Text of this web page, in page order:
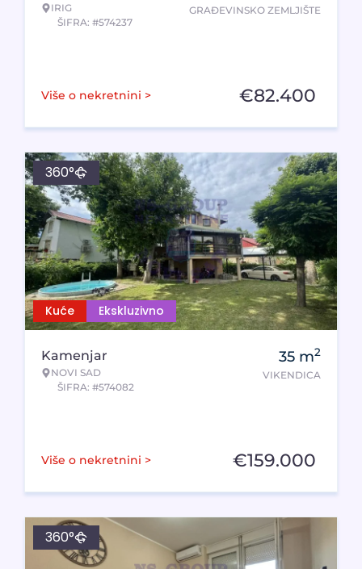
IRIG
ŠIFRA: #574237
GRAĐEVINSKO ZEMLJIŠTE
Više o nekretnini > €82.400
Kuće Ekskluzivno
360°
Kamenjar
NOVI SAD
ŠIFRA: #574082
35 m2
VIKENDICA
Više o nekretnini > €159.000
360°